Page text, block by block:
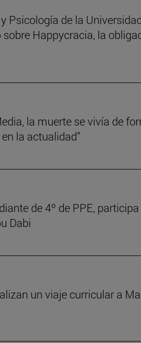
Psicología de la
Happycracia, la
la muerte se vivía de
la actualidad”
de 4º de PPE, participa
Dabi
un viaje curricular a